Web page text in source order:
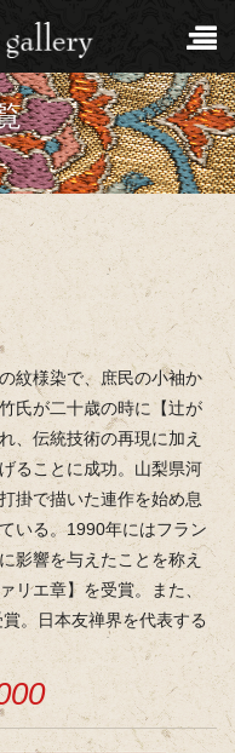
紋様染で、庶民の小袖か
氏が二十歳の時に【辻が
、伝統技術の再現に加え
ることに成功。山梨県河
掛で描いた連作を始め息
いる。1990年にはフラン
影響を与えたことを称え
リエ章】を受賞。また、
。日本友禅界を代表する